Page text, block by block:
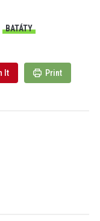
BATÁTY
It Print